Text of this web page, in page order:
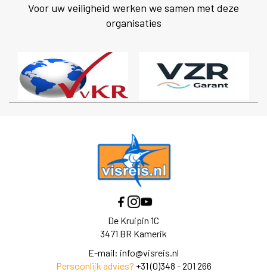
Voor uw veiligheid werken we samen met deze
organisaties
De Kruipin 1C
3471 BR Kamerik
E-mail: info@visreis.nl
Persoonlijk advies? +31 (0)348 - 201 266